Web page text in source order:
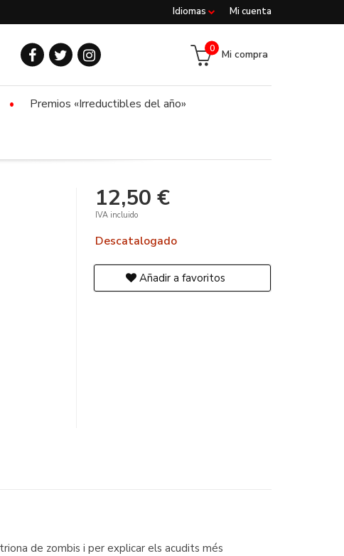
Mi cuenta
Idiomas
Mi compra
0
Premios «Irreductibles del año»
12,50 €
IVA incluido
Descatalogado
Añadir a favoritos
de zombis i per explicar els acudits més